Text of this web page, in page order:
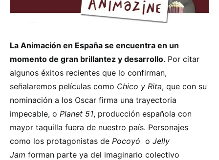
La Animación en España se encuentra en un
momento de gran brillantez y desarrollo. Por citar
algunos éxitos recientes que lo confirman,
señalaremos películas como Chico y Rita, que con su
nominación a los Oscar firma una trayectoria
impecable, o Planet 51, producción española con
mayor taquilla fuera de nuestro país. Personajes
como los protagonistas de Pocoyó o Jelly
Jam forman parte ya del imaginario colectivo